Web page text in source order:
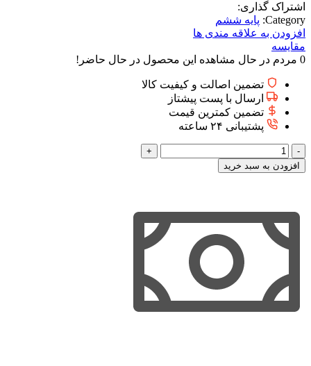
اشتراک گذاری:
Category: پایه ششم
افزودن به علاقه مندی ها
مقایسه
0 مردم در حال مشاهده این محصول در حال حاضر!
تضمین اصالت و کیفیت کالا
ارسال با پست پیشتاز
تضمین کمترین قیمت
پشتیبانی ۲۴ ساعته
پيتزا
فلش
كارتى(فارسی)
افزودن به سبد خرید